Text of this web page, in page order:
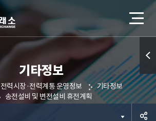
기타정보
전력시장·전력계통 운영정보
기타정보
송전설비 및 변전설비 휴전계획
퀵메
뉴 열
기